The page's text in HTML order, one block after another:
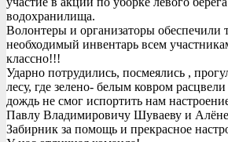
водохранилища.
Волонтеры и организаторы обеспечили
необходимый инвентарь всем
классно!!!
Ударно потрудились, посмеялись ,
лесу, где зелено- белым ковром
дождь не смог испортить нам
Павлу Владимировичу Шуваеву и
Забирник за помощь и прекрасное